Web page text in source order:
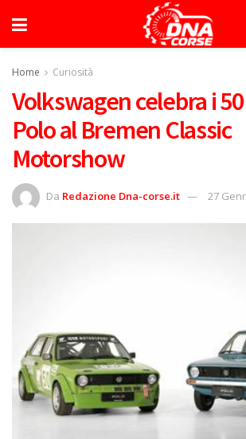
Home Curiosità
Volkswagen celebra i
Polo al Bremen Classic
Motorshow
Da Redazione Dna-corse.it 27